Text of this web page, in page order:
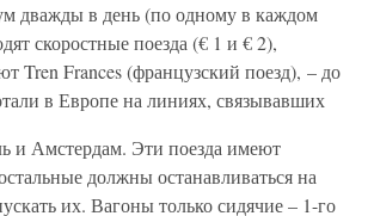
дважды в день (по одному в каждом
скоростные поезда (€ 1 и € 2),
Tren Frances (французский поезд), – до
в Европе на линиях, связывавших
и Амстердам. Эти поезда имеют
должны останавливаться на
их. Вагоны только сидячие – 1-го